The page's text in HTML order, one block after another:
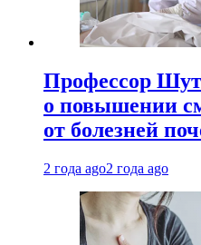
Профессор
о повышении
от болезней
2 года ago2 года ago